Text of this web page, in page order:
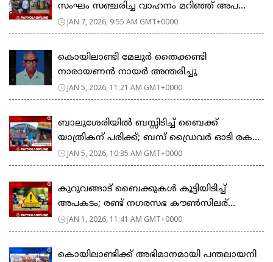
സംഘം സഞ്ചരിച്ച വാഹനം മറിഞ്ഞ് അപ...
JAN 7, 2026, 9:55 AM GMT+0000
കൊയിലാണ്ടി മേലൂർ തൈക്കണ്ടി
നാരായണൻ നായർ അന്തരിച്ചു
JAN 5, 2026, 11:21 AM GMT+0000
ബാലുശേരിയിൽ ബസ്സിടിച്ച് ബൈക്ക്
യാത്രികന് പരിക്ക്; ബസ് ഡ്രൈവർ ഓടി രക...
JAN 5, 2026, 10:35 AM GMT+0000
കുറുവങ്ങാട് ബൈക്കുകള്‍ കൂട്ടിയിടിച്ച്
അപകടം; രണ്ട് നഗരസഭ കൗണ്‍സിലര്...
JAN 1, 2026, 11:41 AM GMT+0000
കൊയിലാണ്ടിക്ക് അഭിമാനമായി പന്തലായനി